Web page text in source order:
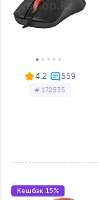
4.2
# 172535
Кешбэк 15%